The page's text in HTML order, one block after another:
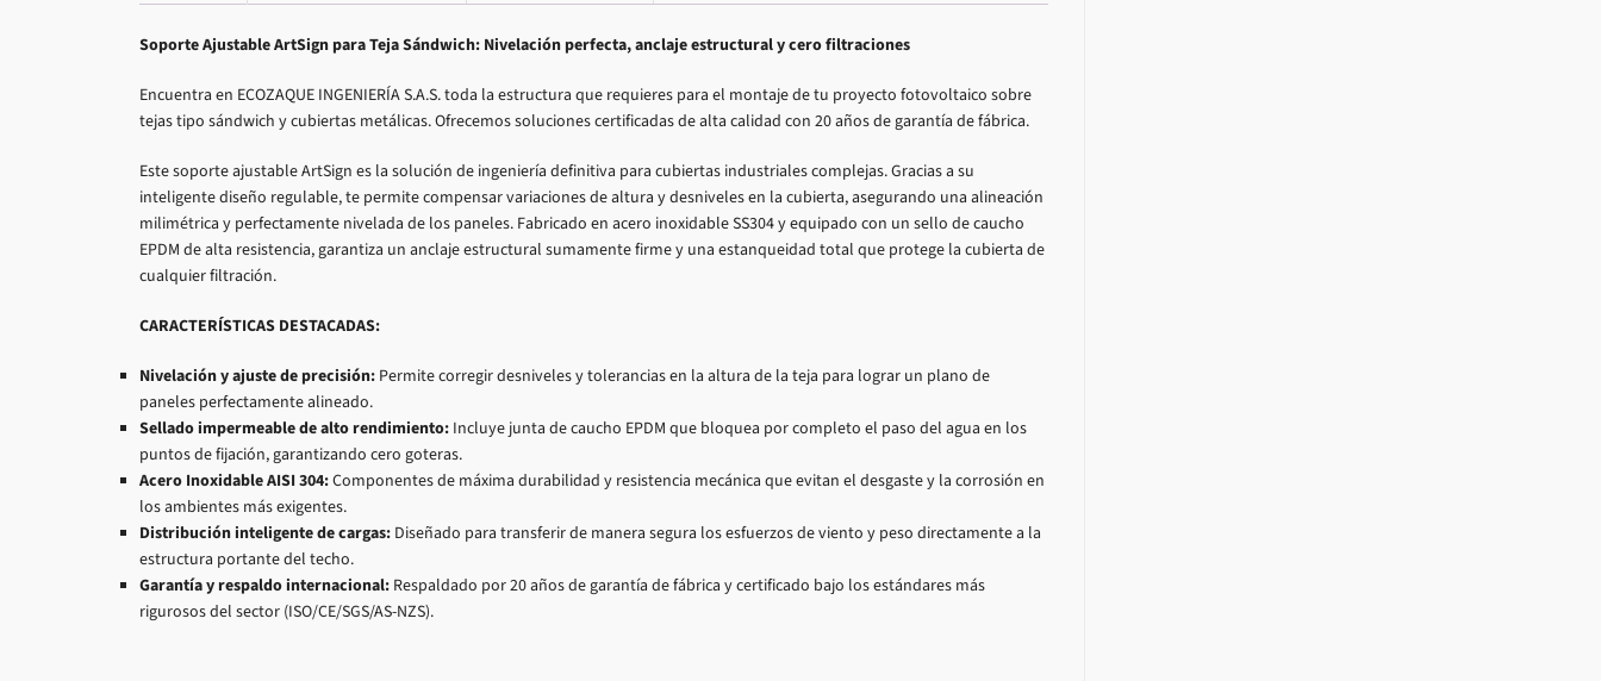
Soporte Ajustable ArtSign para Teja Sándwich: Nivelación perfecta, anclaje estructural y cero filtraciones
Encuentra en ECOZAQUE INGENIERÍA S.A.S. toda la estructura que requieres para el montaje de tu proyecto fotovoltaico sobre
tejas tipo sándwich y cubiertas metálicas. Ofrecemos soluciones certificadas de alta calidad con 20 años de garantía de fábrica.
Este soporte ajustable ArtSign es la solución de ingeniería definitiva para cubiertas industriales complejas. Gracias a su
inteligente diseño regulable, te permite compensar variaciones de altura y desniveles en la cubierta, asegurando una alineación
milimétrica y perfectamente nivelada de los paneles. Fabricado en acero inoxidable SS304 y equipado con un sello de caucho
EPDM de alta resistencia, garantiza un anclaje estructural sumamente firme y una estanqueidad total que protege la cubierta de
cualquier filtración.
CARACTERÍSTICAS DESTACADAS:
Nivelación y ajuste de precisión: Permite corregir desniveles y tolerancias en la altura de la teja para lograr un plano de
paneles perfectamente alineado.
Sellado impermeable de alto rendimiento: Incluye junta de caucho EPDM que bloquea por completo el paso del agua en los
puntos de fijación, garantizando cero goteras.
Acero Inoxidable AISI 304:Componentes de máxima durabilidad y resistencia mecánica que evitan el desgaste y la corrosión en
los ambientes más exigentes.
Distribución inteligente de cargas: Diseñado para transferir de manera segura los esfuerzos de viento y peso directamente a la
estructura portante del techo.
Garantía y respaldo internacional: Respaldado por 20 años de garantía de fábrica y certificado bajo los estándares más
rigurosos del sector (ISO/CE/SGS/AS-NZS).